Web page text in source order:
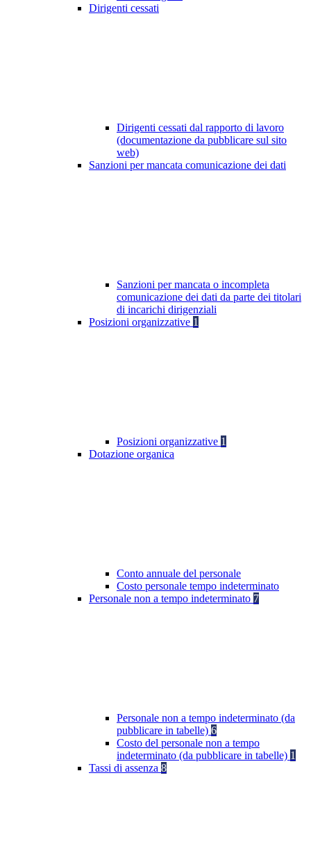
Dirigenti cessati
Dirigenti cessati dal rapporto di lavoro
(documentazione da pubblicare sul sito
web)
Sanzioni per mancata comunicazione dei dati
Sanzioni per mancata o incompleta
comunicazione dei dati da parte dei titolari
di incarichi dirigenziali
Posizioni organizzative 1
Posizioni organizzative 1
Dotazione organica
Conto annuale del personale
Costo personale tempo indeterminato
Personale non a tempo indeterminato 7
Personale non a tempo indeterminato (da
pubblicare in tabelle) 6
Costo del personale non a tempo
indeterminato (da pubblicare in tabelle) 1
Tassi di assenza 8